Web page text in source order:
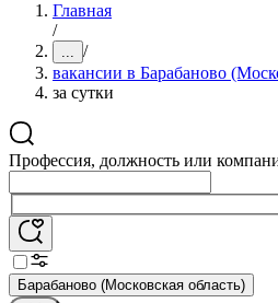
Главная
/
... /
вакансии в Барабаново
за сутки
Профессия, должность или
Барабаново (Московская область)